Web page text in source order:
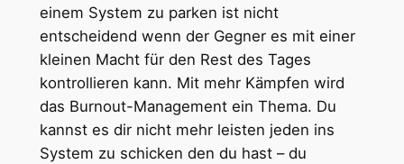
einem System zu parken ist nicht
entscheidend wenn der Gegner es mit einer
kleinen Macht für den Rest des Tages
kontrollieren kann. Mit mehr Kämpfen wird
das Burnout-Management ein Thema. Du
kannst es dir nicht mehr leisten jeden ins
System zu schicken den du hast – du